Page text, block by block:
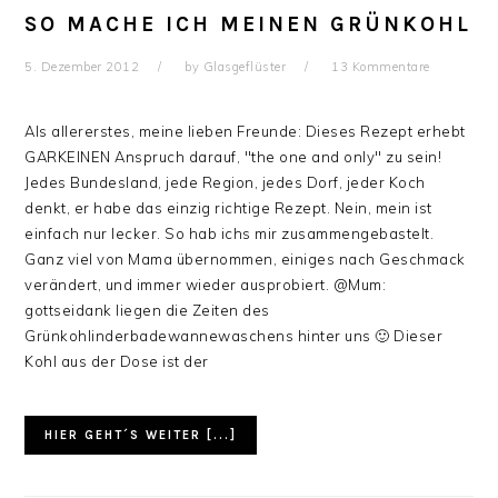
SO MACHE ICH MEINEN GRÜNKOHL
5. Dezember 2012 by Glasgeflüster 13 Kommentare
Als allererstes, meine lieben Freunde: Dieses Rezept erhebt
GARKEINEN Anspruch darauf, "the one and only" zu sein!
Jedes Bundesland, jede Region, jedes Dorf, jeder Koch
denkt, er habe das einzig richtige Rezept. Nein, mein ist
einfach nur lecker. So hab ichs mir zusammengebastelt.
Ganz viel von Mama übernommen, einiges nach Geschmack
verändert, und immer wieder ausprobiert. @Mum:
gottseidank liegen die Zeiten des
Grünkohlinderbadewannewaschens hinter uns 🙂 Dieser
Kohl aus der Dose ist der
HIER GEHT´S WEITER [...]